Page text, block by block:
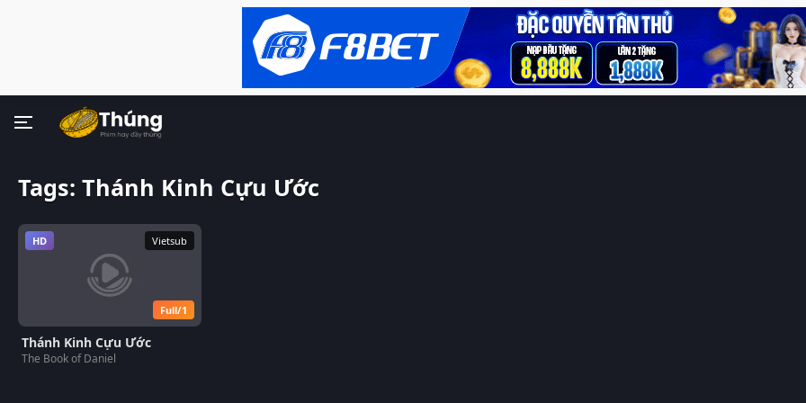
Tags: Thánh Kinh Cựu Ước
HD Vietsub
Full/1
Thánh Kinh Cựu Ước
The Book of Daniel